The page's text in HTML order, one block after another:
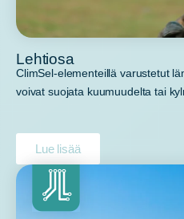
Lehtiosa
ClimSel-elementeillä varustetut
voivat suojata kuumuudelta tai
Lue lisää